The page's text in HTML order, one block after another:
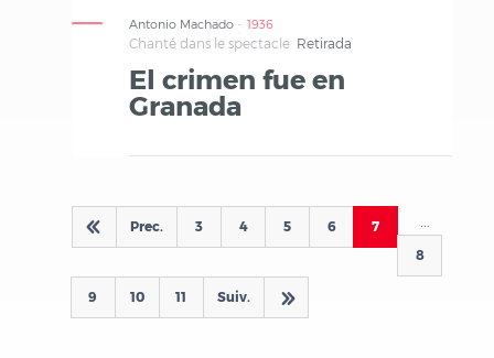
Antonio Machado 1936
Chanté dans le spectacle Retirada
El crimen fue en
Granada
d Prec. 3 4 5 6
7
8
9 10 11 Suiv. d